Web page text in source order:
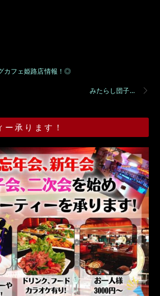
カフェ姫路店情報！◎
みたらし団子…
ー承ります！